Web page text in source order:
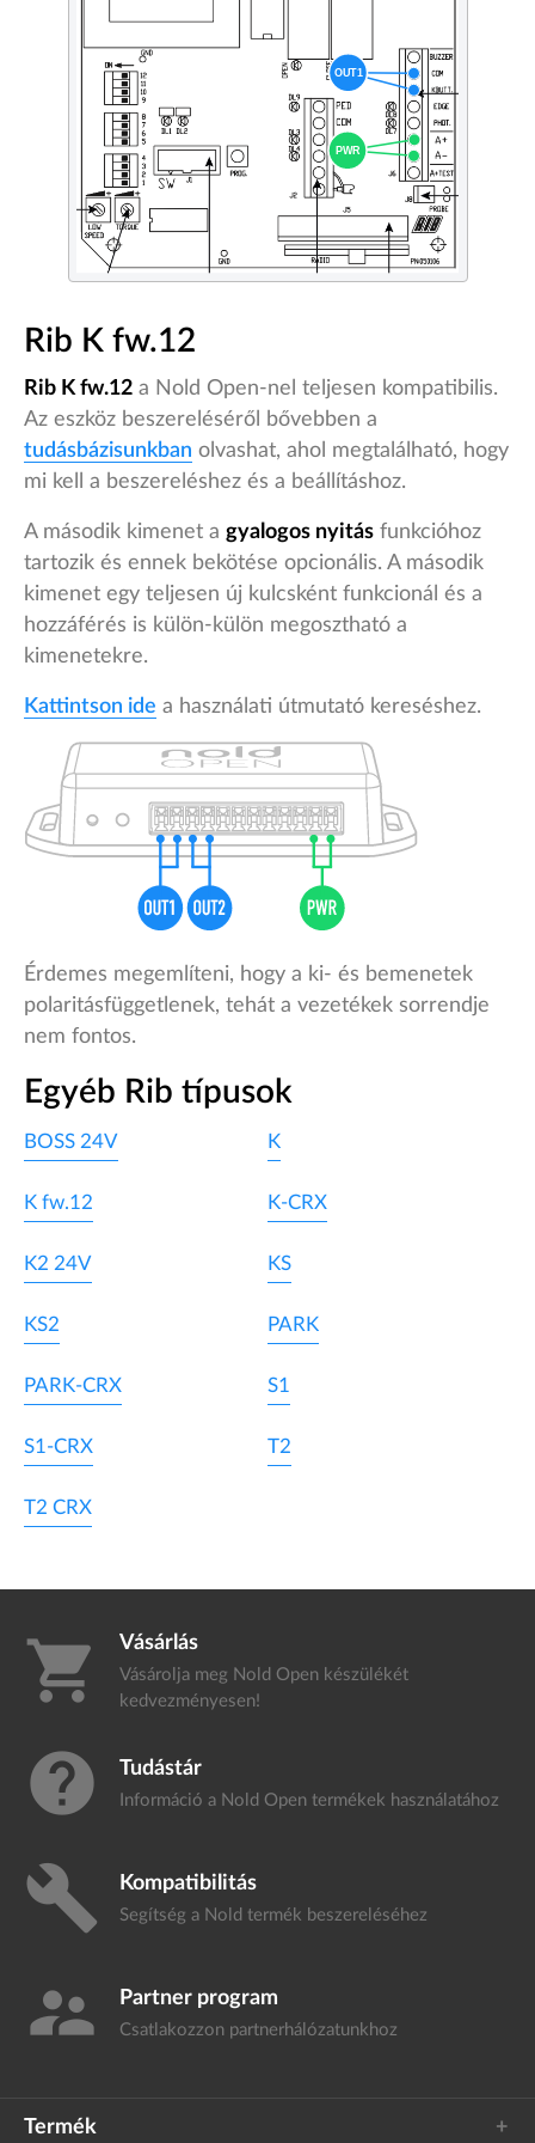
Rib K fw.12
Rib K fw.12 a Nold Open-nel teljesen kompatibilis.
Az eszköz beszereléséről bővebben a
tudásbázisunkban olvashat, ahol megtalálható, hogy
mi kell a beszereléshez és a beállításhoz.
A második kimenet a gyalogos nyitás funkcióhoz
tartozik és ennek bekötése opcionális. A második
kimenet egy teljesen új kulcsként funkcionál és a
hozzáférés is külön-külön megosztható a
kimenetekre.
Kattintson ide a használati útmutató kereséshez.
Érdemes megemlíteni, hogy a ki- és bemenetek
polaritásfüggetlenek, tehát a vezetékek sorrendje
nem fontos.
Egyéb Rib típusok
BOSS 24V K
K fw.12 K-CRX
K2 24V KS
KS2 PARK
PARK-CRX S1
S1-CRX T2
T2 CRX
shopping_cart Vásárlás
Vásárolja meg Nold Open készülékét
kedvezményesen!
help Tudástár
Információ a Nold Open termékek használatához
build Kompatibilitás
Segítség a Nold termék beszereléséhez
supervisor_account Partner program
Csatlakozzon partnerhálózatunkhoz
Termék